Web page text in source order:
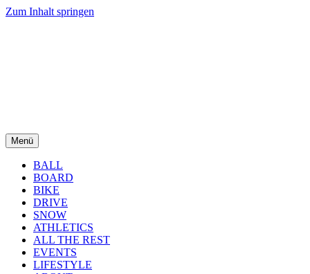
Zum Inhalt springen
Menü
BALL
BOARD
BIKE
DRIVE
SNOW
ATHLETICS
ALL THE REST
EVENTS
LIFESTYLE